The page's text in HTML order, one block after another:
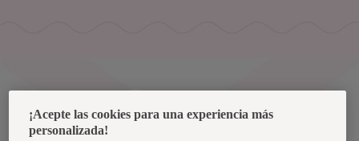
¡Acepte las cookies para una experiencia más
personalizada!